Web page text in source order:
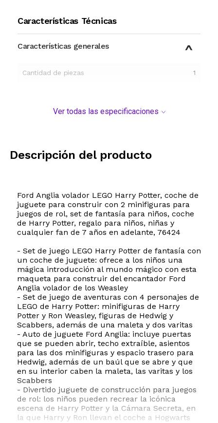
Características Técnicas
Características generales
Cantidad de piezas 1
Ver todas las especificaciones
Descripción del producto
Ford Anglia volador LEGO Harry Potter, coche de
juguete para construir con 2 minifiguras para
juegos de rol, set de fantasía para niños, coche
de Harry Potter, regalo para niños, niñas y
cualquier fan de 7 años en adelante, 76424
- Set de juego LEGO Harry Potter de fantasía con
un coche de juguete: ofrece a los niños una
mágica introducción al mundo mágico con esta
maqueta para construir del encantador Ford
Anglia volador de los Weasley
- Set de juego de aventuras con 4 personajes de
LEGO de Harry Potter: minifiguras de Harry
Potter y Ron Weasley, figuras de Hedwig y
Scabbers, además de una maleta y dos varitas
- Auto de juguete Ford Anglia: incluye puertas
que se pueden abrir, techo extraíble, asientos
para las dos minifiguras y espacio trasero para
Hedwig, además de un baúl que se abre y que
en su interior caben la maleta, las varitas y los
Scabbers
- Divertido juguete de construcción para juegos
de rol: los niños pueden recrear la icónica
escena de Harry Potter y la Cámara Secreta, en
la que Harry y Ron llevan el coche a Hogwarts